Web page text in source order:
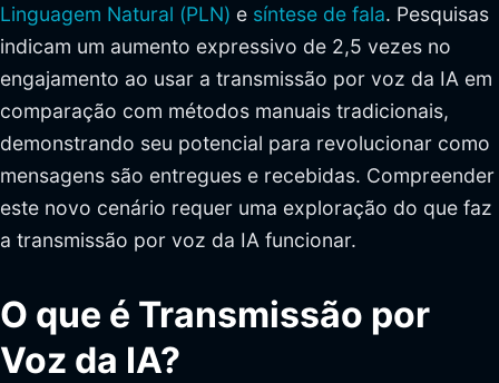
Linguagem Natural (PLN) e síntese de fala. Pesquisas
indicam um aumento expressivo de 2,5 vezes no
engajamento ao usar a transmissão por voz da IA em
comparação com métodos manuais tradicionais,
demonstrando seu potencial para revolucionar como
mensagens são entregues e recebidas. Compreender
este novo cenário requer uma exploração do que faz
a transmissão por voz da IA funcionar.
O que é Transmissão por
Voz da IA?